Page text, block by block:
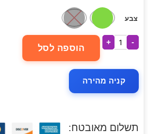
צבע
-
+
הוספה לסל
קניה מהירה
תשלום מאובטח: